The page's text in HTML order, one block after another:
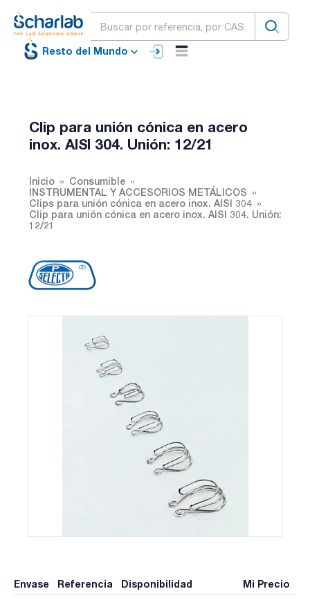
Resto del Mundo
Clip para unión cónica en acero
inox. AISI 304. Unión: 12/21
Inicio
Consumible
INSTRUMENTAL Y ACCESORIOS METÁLICOS
Clips para unión cónica en acero inox. AISI 304
Clip para unión cónica en acero inox. AISI 304. Unión:
12/21
Envase Referencia Disponibilidad Mi Precio